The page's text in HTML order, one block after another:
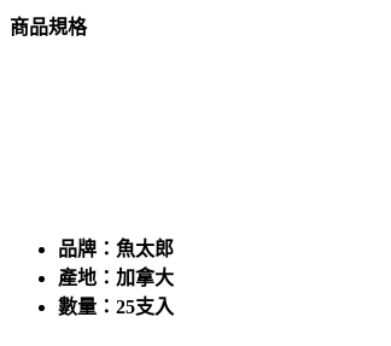
商品規格
品牌：魚太郎
產地：加拿大
數量：25支入